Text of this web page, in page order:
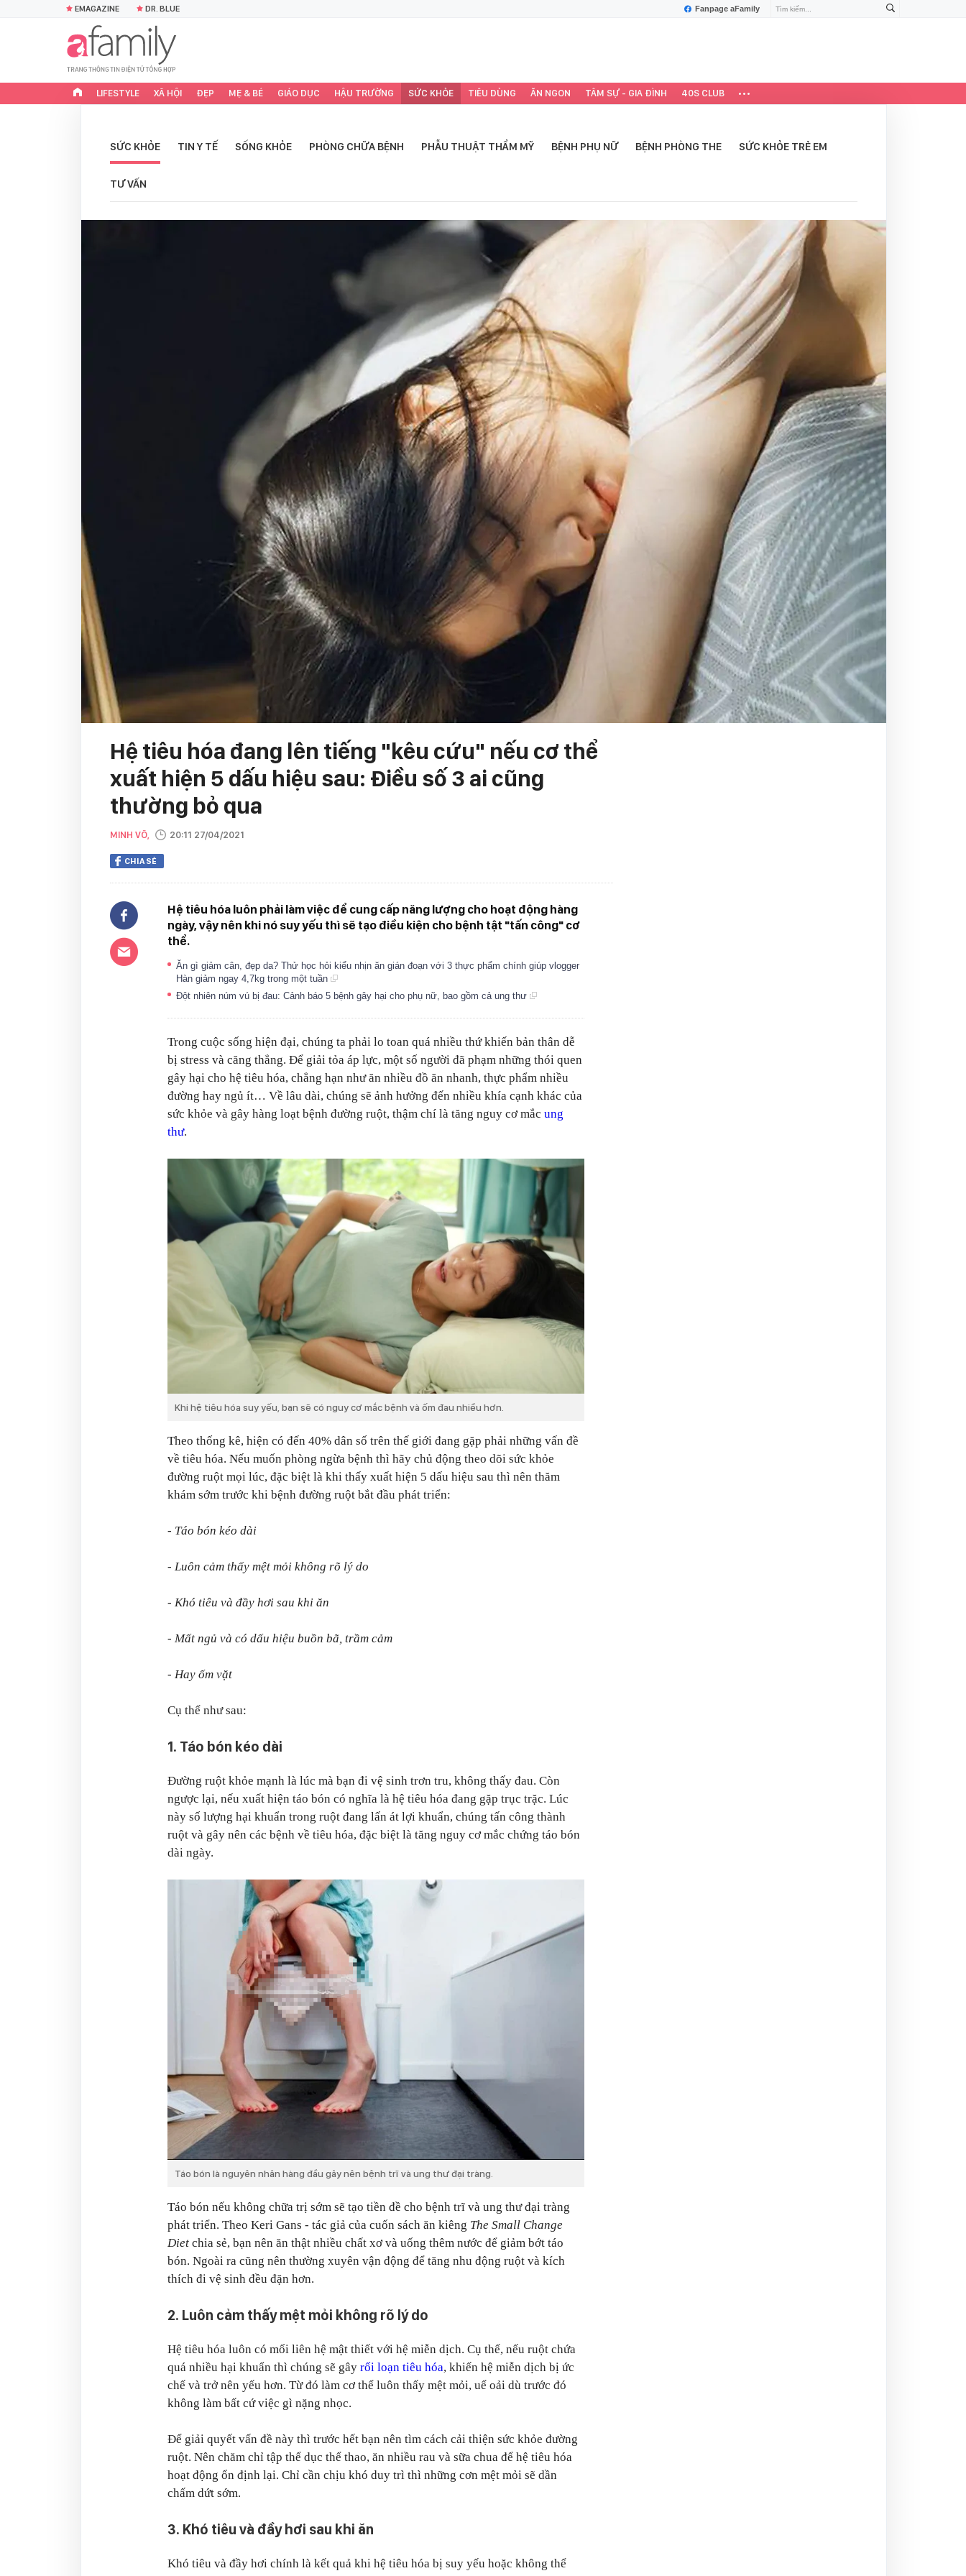
Fanpage aFamily
EMAGAZINE DR. BLUE
LIFESTYLE XÃ HỘI ĐẸP MẸ & BÉ GIÁO DỤC HẬU TRƯỜNG SỨC KHỎE TIÊU DÙNG ĂN NGON TÂM SỰ - GIA ĐÌNH 40S CLUB
SỨC KHỎE TIN Y TẾ SỐNG KHỎE PHÒNG CHỮA BỆNH PHẪU THUẬT THẨM MỸ BỆNH PHỤ NỮ BỆNH PHÒNG THE SỨC KHỎE TRẺ EM
TƯ VẤN
Hệ tiêu hóa đang lên tiếng "kêu cứu" nếu cơ thể
xuất hiện 5 dấu hiệu sau: Điều số 3 ai cũng
thường bỏ qua
MINH VÕ, 20:11 27/04/2021
CHIA SẺ
Hệ tiêu hóa luôn phải làm việc để cung cấp năng lượng cho hoạt động hàng
ngày, vậy nên khi nó suy yếu thì sẽ tạo điều kiện cho bệnh tật "tấn công" cơ
thể.
Ăn gì giảm cân, đẹp da? Thử học hỏi kiểu nhịn ăn gián đoạn với 3 thực phẩm chính giúp vlogger
Hàn giảm ngay 4,7kg trong một tuần
Đột nhiên núm vú bị đau: Cảnh báo 5 bệnh gây hại cho phụ nữ, bao gồm cả ung thư
Trong cuộc sống hiện đại, chúng ta phải lo toan quá nhiều thứ khiến bản thân dễ
bị stress và căng thẳng. Để giải tỏa áp lực, một số người đã phạm những thói quen
gây hại cho hệ tiêu hóa, chẳng hạn như ăn nhiều đồ ăn nhanh, thực phẩm nhiều
đường hay ngủ ít… Về lâu dài, chúng sẽ ảnh hưởng đến nhiều khía cạnh khác của
sức khỏe và gây hàng loạt bệnh đường ruột, thậm chí là tăng nguy cơ mắc ung
thư.
Khi hệ tiêu hóa suy yếu, bạn sẽ có nguy cơ mắc bệnh và ốm đau nhiều hơn.
Theo thống kê, hiện có đến 40% dân số trên thế giới đang gặp phải những vấn đề
về tiêu hóa. Nếu muốn phòng ngừa bệnh thì hãy chủ động theo dõi sức khỏe
đường ruột mọi lúc, đặc biệt là khi thấy xuất hiện 5 dấu hiệu sau thì nên thăm
khám sớm trước khi bệnh đường ruột bắt đầu phát triển:
- Táo bón kéo dài
- Luôn cảm thấy mệt mỏi không rõ lý do
- Khó tiêu và đầy hơi sau khi ăn
- Mất ngủ và có dấu hiệu buồn bã, trầm cảm
- Hay ốm vặt
Cụ thể như sau:
1. Táo bón kéo dài
Đường ruột khỏe mạnh là lúc mà bạn đi vệ sinh trơn tru, không thấy đau. Còn
ngược lại, nếu xuất hiện táo bón có nghĩa là hệ tiêu hóa đang gặp trục trặc. Lúc
này số lượng hại khuẩn trong ruột đang lấn át lợi khuẩn, chúng tấn công thành
ruột và gây nên các bệnh về tiêu hóa, đặc biệt là tăng nguy cơ mắc chứng táo bón
dài ngày.
Táo bón là nguyên nhân hàng đầu gây nên bệnh trĩ và ung thư đại tràng.
Táo bón nếu không chữa trị sớm sẽ tạo tiền đề cho bệnh trĩ và ung thư đại tràng
phát triển. Theo Keri Gans - tác giả của cuốn sách ăn kiêng The Small Change
Diet chia sẻ, bạn nên ăn thật nhiều chất xơ và uống thêm nước để giảm bớt táo
bón. Ngoài ra cũng nên thường xuyên vận động để tăng nhu động ruột và kích
thích đi vệ sinh đều đặn hơn.
2. Luôn cảm thấy mệt mỏi không rõ lý do
Hệ tiêu hóa luôn có mối liên hệ mật thiết với hệ miễn dịch. Cụ thể, nếu ruột chứa
quá nhiều hại khuẩn thì chúng sẽ gây rối loạn tiêu hóa, khiến hệ miễn dịch bị ức
chế và trở nên yếu hơn. Từ đó làm cơ thể luôn thấy mệt mỏi, uể oải dù trước đó
không làm bất cứ việc gì nặng nhọc.
Để giải quyết vấn đề này thì trước hết bạn nên tìm cách cải thiện sức khỏe đường
ruột. Nên chăm chỉ tập thể dục thể thao, ăn nhiều rau và sữa chua để hệ tiêu hóa
hoạt động ổn định lại. Chỉ cần chịu khó duy trì thì những cơn mệt mỏi sẽ dần
chấm dứt sớm.
3. Khó tiêu và đầy hơi sau khi ăn
Khó tiêu và đầy hơi chính là kết quả khi hệ tiêu hóa bị suy yếu hoặc không thể